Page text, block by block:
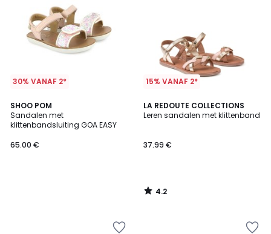
30% VANAF 2*
SHOO POM
Sandalen met
klittenbandsluiting GOA EASY
65.00 €
15% VANAF 2*
LA REDOUTE COLLECTIONS
Leren sandalen met klittenband
37.99 €
4.2
/ 5
4.2
/